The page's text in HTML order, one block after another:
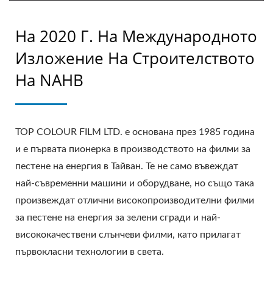
На 2020 Г. На Международното
Изложение На Строителството
На NAHB
TOP COLOUR FILM LTD. е основана през 1985 година
и е първата пионерка в производството на филми за
пестене на енергия в Тайван. Те не само въвеждат
най-съвременни машини и оборудване, но също така
произвеждат отлични високопроизводителни филми
за пестене на енергия за зелени сгради и най-
висококачествени слънчеви филми, като прилагат
първокласни технологии в света.